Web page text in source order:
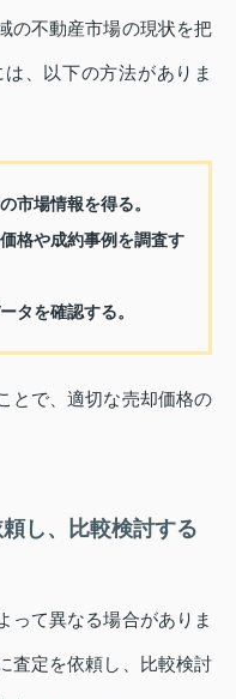
の不動産市場の現状を把
、以下の方法がありま
市場情報を得る。
格や成約事例を調査す
タを確認する。
とで、適切な売却価格の
し、比較検討する
って異なる場合がありま
査定を依頼し、比較検討